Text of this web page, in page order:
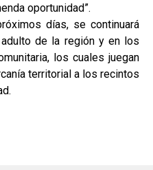
oportunidad”.
días, se continuará
de la región y en los
los cuales juegan
territorial a los recintos